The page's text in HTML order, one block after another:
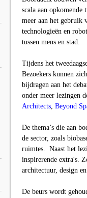
scala aan
meer aan het gebruik
technologieën en
tussen mens en stad.
Tijdens het
Bezoekers kunnen
bijdragen aan het
onder meer lezingen
Architects, Beyond
De thema’s die aan
de sector, zoals
ruimtes. Naast het
inspirerende extra's.
architectuur, design
De beurs wordt